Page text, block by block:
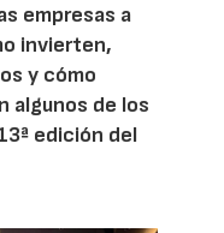
empresas a
invierten,
y cómo
algunos de los
edición del